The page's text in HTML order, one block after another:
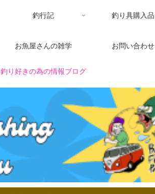
釣り好きの為の情報ブログ
釣行記 釣り具購入品
お魚屋さんの雑学 お問い合わせ